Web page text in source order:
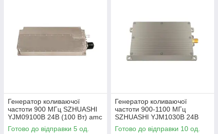
Генератор коливаючої
частоти 900 МГц SZHUASHI
YJM09100B 24В (100 Вт) amc
Готово до відправки 5 од.
Генератор коливаючої
частоти 900-1100 МГц
SZHUASHI YJM1030B 24В
(30 Вт) amc
Готово до відправки 10 од.